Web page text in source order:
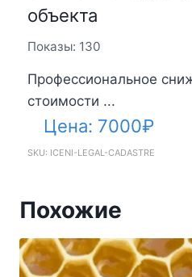
объекта
Показы: 130
Профессиональное
стоимости ...
Цена: 7000₽
SKU: ICENI-LEGAL-CADASTRE
Похожие